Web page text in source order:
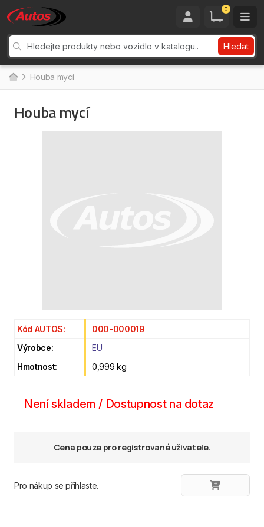
0
Hledat
Houba mycí
Houba mycí
Kód AUTOS:
000-000019
Výrobce:
EU
Hmotnost:
0,999 kg
Není skladem / Dostupnost na dotaz
Cena pouze pro registrované uživatele.
Pro nákup se přihlaste.